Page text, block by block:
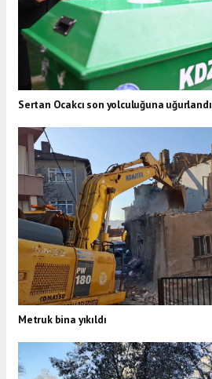
Sertan Ocakcı son yolculuğuna uğurlandı
Metruk bina yıkıldı